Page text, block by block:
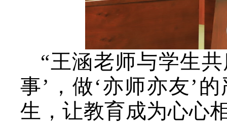
“王涵老师与学生
事’，做‘亦师亦友’
生，让教育成为心心